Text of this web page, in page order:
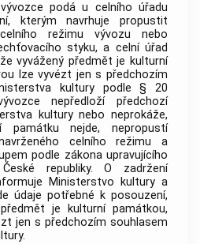
podá u celního úřadu
kterým navrhuje propustit
režimu vývozu nebo
styku, a celní úřad
vyvážený předmět je kulturní
lze vyvézt jen s předchozím
kultury podle § 20
nepředloží předchozí
kultury nebo neprokáže,
nejde, nepropustí
celního režimu a
podle zákona upravujícího
republiky. O zadržení
Ministerstvo kultury a
údaje potřebné k posouzení,
je kulturní památkou,
jen s předchozím souhlasem